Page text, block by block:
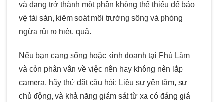
và đang trở thành một phần không thể thiếu để bảo
vệ tài sản, kiểm soát môi trường sống và phòng
ngừa rủi ro hiệu quả.
Nếu bạn đang sống hoặc kinh doanh tại Phú Lâm
và còn phân vân về việc nên hay không nên lắp
camera, hãy thử đặt câu hỏi: Liệu sự yên tâm, sự
chủ động, và khả năng giám sát từ xa có đáng giá